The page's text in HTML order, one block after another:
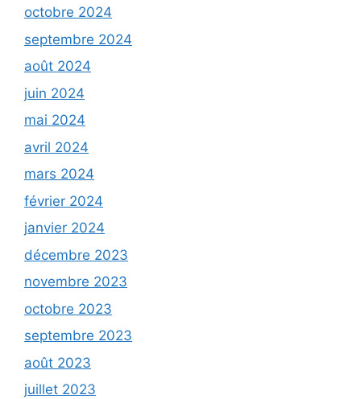
octobre 2024
septembre 2024
août 2024
juin 2024
mai 2024
avril 2024
mars 2024
février 2024
janvier 2024
décembre 2023
novembre 2023
octobre 2023
septembre 2023
août 2023
juillet 2023